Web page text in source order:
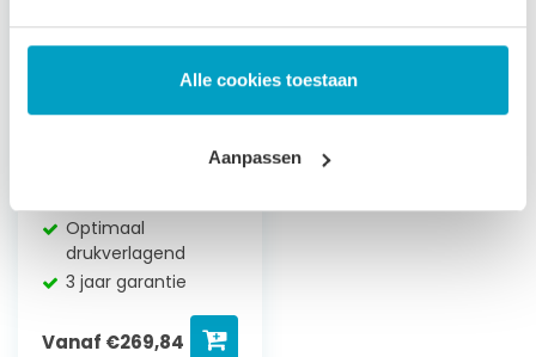
Alle cookies toestaan
Aanpassen
Traagschuim
Elite
Optimaal
drukverlagend
3 jaar garantie
Vanaf €269,84